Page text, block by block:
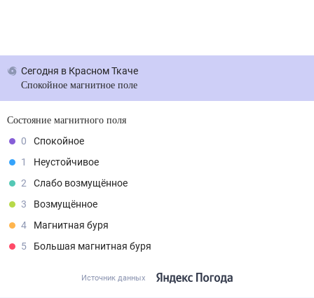
Сегодня в Красном Ткаче
Спокойное магнитное поле
Состояние магнитного поля
0
Спокойное
1
Неустойчивое
2
Слабо возмущённое
3
Возмущённое
4
Магнитная буря
5
Большая магнитная буря
Источник данных